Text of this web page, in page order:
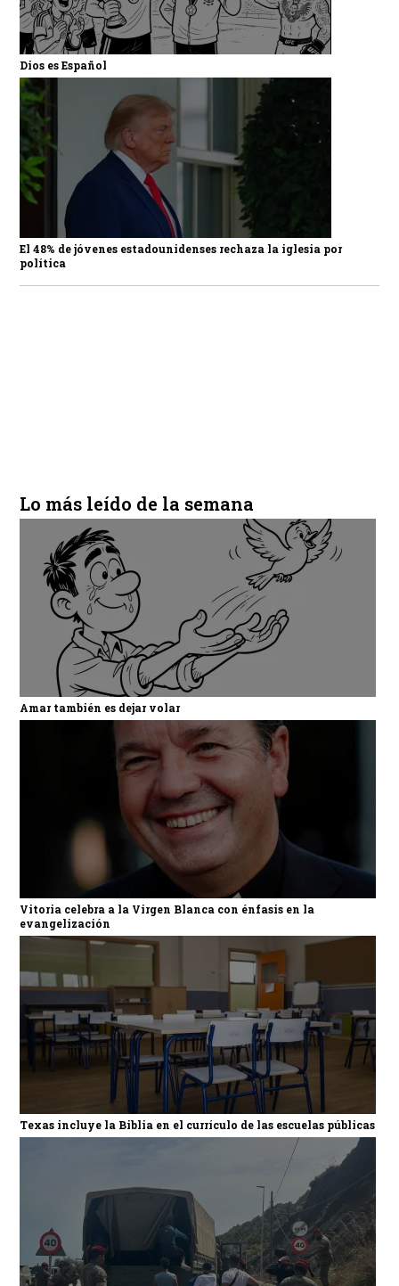
Dios es Español
El 48% de jóvenes estadounidenses rechaza la iglesia por
política
Lo más leído de la semana
Amar también es dejar volar
Vitoria celebra a la Virgen Blanca con énfasis en la
evangelización
Texas incluye la Biblia en el currículo de las escuelas públicas